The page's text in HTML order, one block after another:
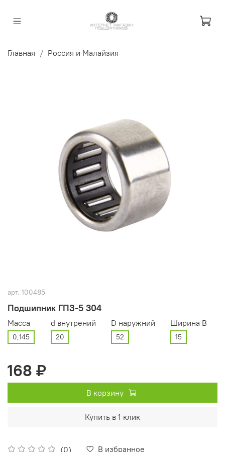
Главная Россия и Малайзия
арт. 100485
Подшипник ГПЗ-5 304
(0) В избранное
Масса
0,145
d внутрений
20
D наружний
52
Ширина В
15
168 ₽
В корзину
Купить в 1 клик